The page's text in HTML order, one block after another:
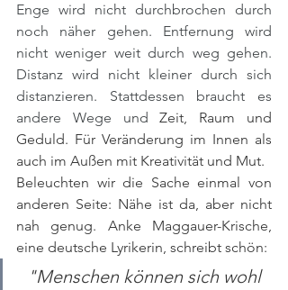
Enge wird nicht durchbrochen durch
noch näher gehen. Entfernung wird
nicht weniger weit durch weg gehen.
Distanz wird nicht kleiner durch sich
distanzieren. Stattdessen braucht es
andere Wege und Zeit, Raum und
Geduld. Für Veränderung im Innen als
auch im Außen mit Kreativität und Mut.
Beleuchten wir die Sache einmal von
anderen Seite: Nähe ist da, aber nicht
nah genug. Anke Maggauer-Krische,
eine deutsche Lyrikerin, schreibt schön:
"Menschen können sich wohl